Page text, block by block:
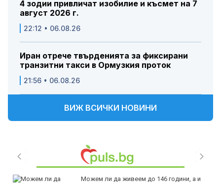
4 зодии привличат изобилие и късмет на 7
август 2026 г.
22:12 • 06.08.26
Иран отрече твърденията за фиксирани
транзитни такси в Ормузкия проток
21:56 • 06.08.26
ВИЖ ВСИЧКИ НОВИНИ
Можем ли да живеем до 146 години, а и